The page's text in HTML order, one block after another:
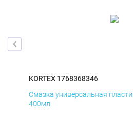
KORTEX 1768368346
Смазка универсальная
400мл